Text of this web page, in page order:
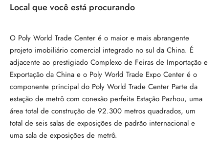
Local que você está procurando
O Poly World Trade Center é o maior e mais abrangente
projeto imobiliário comercial integrado no sul da China. É
adjacente ao prestigiado Complexo de Feiras de Importação e
Exportação da China e o Poly World Trade Expo Center é o
componente principal do Poly World Trade Center Parte da
estação de metrô com conexão perfeita Estação Pazhou, uma
área total de construção de 92.300 metros quadrados, um
total de seis salas de exposições de padrão internacional e
uma sala de exposições de metrô.